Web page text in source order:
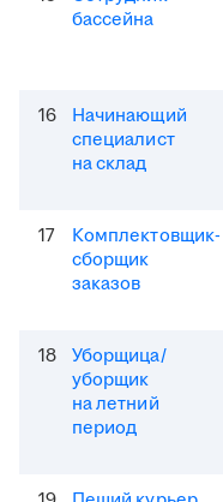
бассейна
16
Начинающий
специалист
на склад
17
Комплектовщик-
сборщик
заказов
18
Уборщица/
уборщик
на летний
период